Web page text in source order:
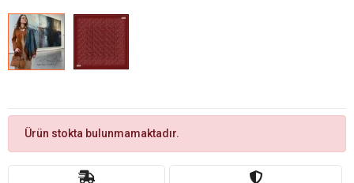
Ürün stokta bulunmamaktadır.